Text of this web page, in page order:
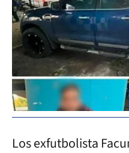
Los exfutbolista